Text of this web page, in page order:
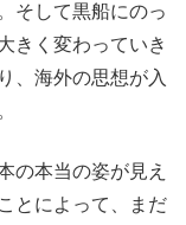
そして黒船にのっ
きく変わっていき
、海外の思想が入
の本当の姿が見え
とによって、まだ